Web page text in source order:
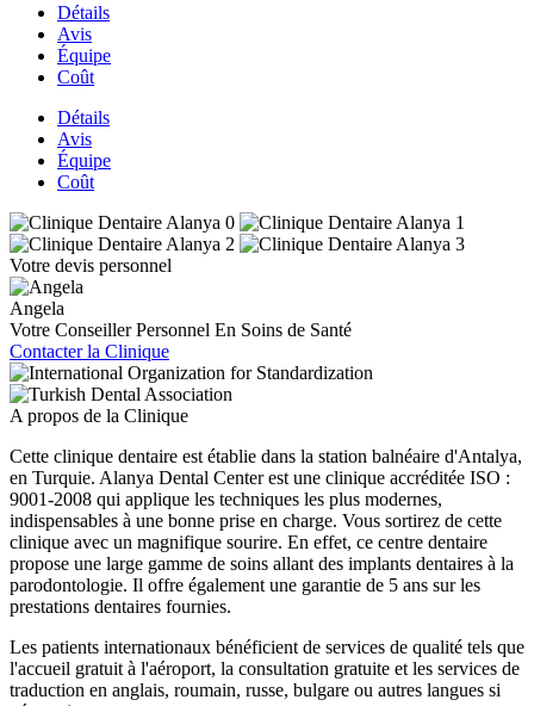
Détails
Avis
Équipe
Coût
Détails
Avis
Équipe
Coût
Votre devis personnel
Angela
Votre Conseiller Personnel En Soins de Santé
Contacter la Clinique
A propos de la Clinique
Cette clinique dentaire est établie dans la station balnéaire d'Antalya,
en Turquie. Alanya Dental Center est une clinique accréditée ISO :
9001-2008 qui applique les techniques les plus modernes,
indispensables à une bonne prise en charge. Vous sortirez de cette
clinique avec un magnifique sourire. En effet, ce centre dentaire
propose une large gamme de soins allant des implants dentaires à la
parodontologie. Il offre également une garantie de 5 ans sur les
prestations dentaires fournies.
Les patients internationaux bénéficient de services de qualité tels que
l'accueil gratuit à l'aéroport, la consultation gratuite et les services de
traduction en anglais, roumain, russe, bulgare ou autres langues si